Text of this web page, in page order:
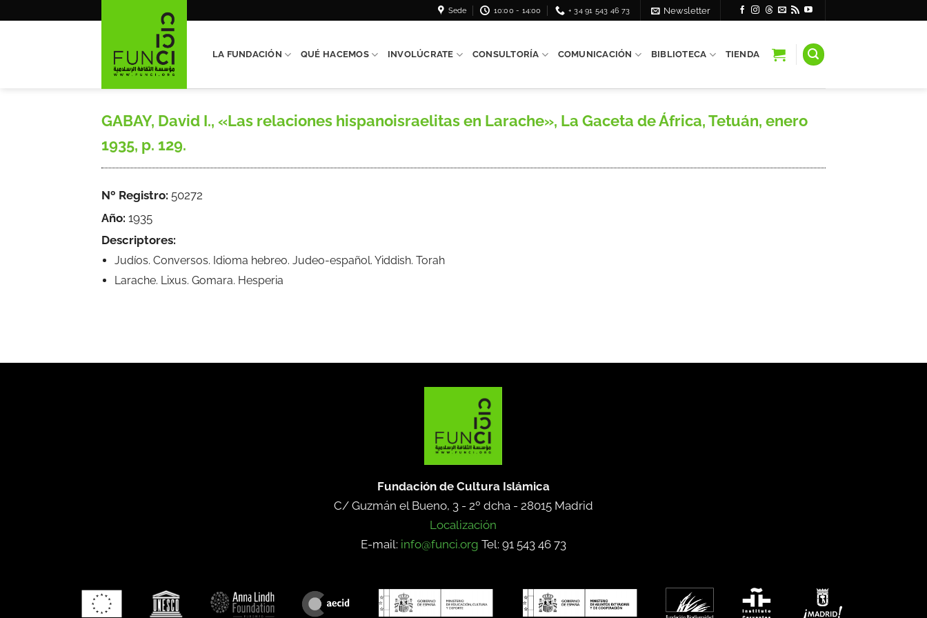
Sede 10:00 - 14:00 + 34 91 543 46 73 Newsletter
LA FUNDACIÓN QUÉ HACEMOS INVOLÚCRATE CONSULTORÍA COMUNICACIÓN BIBLIOTECA TIENDA
GABAY, David I., «Las relaciones hispanoisraelitas en Larache», La Gaceta de África, Tetuán, enero
1935, p. 129.
Nº Registro: 50272
Año: 1935
Descriptores:
Judíos. Conversos. Idioma hebreo. Judeo-español. Yiddish. Torah
Larache. Lixus. Gomara. Hesperia
Fundación de Cultura Islámica
C/ Guzmán el Bueno, 3 - 2º dcha - 28015 Madrid
Localización
E-mail: info@funci.org Tel: 91 543 46 73